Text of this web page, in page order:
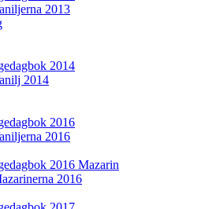
2013
2014
2014
2016
2016
2016 Mazarin
2016